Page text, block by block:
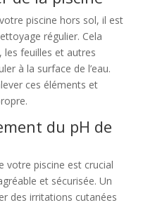
piscine hors sol, il est
régulier. Cela
les feuilles et autres
à la surface de l’eau.
ces éléments et
du pH de
votre piscine est crucial
et sécurisée. Un
des irritations cutanées